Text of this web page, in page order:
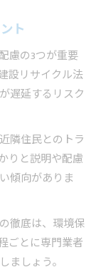
ト
慮の3つが重要
設リサイクル法
遅延するリスク
隣住民とのトラ
りと説明や配慮
傾向がありま
徹底は、環境保
ごとに専門業者
ましょう。